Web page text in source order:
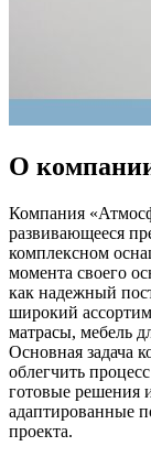
О
Компания
развивающееся
комплексном
момента своего
как надежный
широкий
матрасы, мебель
Основная задача
облегчить
готовые решения
адаптированные
проекта.